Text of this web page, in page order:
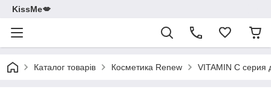
KissMe💋
Каталог товарів Косметика Renew VITAMIN C серия